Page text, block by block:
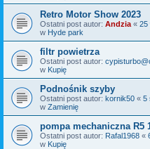
Retro Motor Show 2023
Ostatni post autor: Andzia « 25
w Hyde park
filtr powietrza
Ostatni post autor:
w Kupię
Podnośnik szyby
Ostatni post autor: kornik50 « 5
w Zamienię
pompa mechaniczna R5
Ostatni post autor: Rafal1968 «
w Kupię